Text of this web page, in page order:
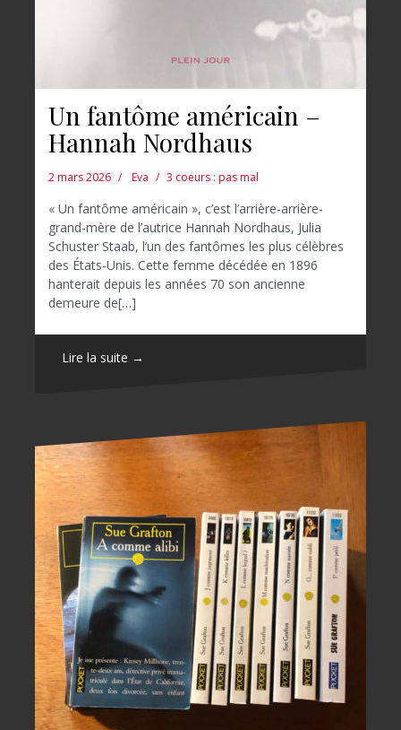
Un fantôme américain –
Hannah Nordhaus
2 mars 2026 Eva 3 coeurs : pas mal
« Un fantôme américain », c’est l’arrière-arrière-
grand-mère de l’autrice Hannah Nordhaus, Julia
Schuster Staab, l’un des fantômes les plus célèbres
des États-Unis. Cette femme décédée en 1896
hanterait depuis les années 70 son ancienne
demeure de[…]
Lire la suite →